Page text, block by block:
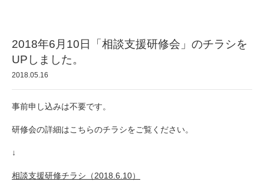
2018年6月10日「相談支援研修会」のチラシを
UPしました。
2018.05.16
事前申し込みは不要です。
研修会の詳細はこちらのチラシをご覧ください。
↓
相談支援研修チラシ（2018.6.10）